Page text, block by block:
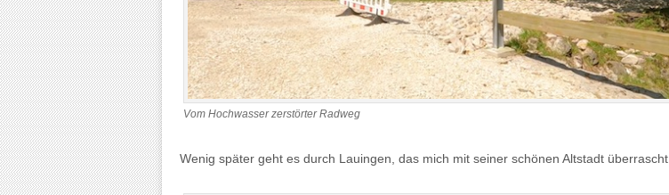
Vom Hochwasser zerstörter Radweg
Wenig später geht es durch Lauingen, das mich mit seiner schönen Altstadt überrascht.